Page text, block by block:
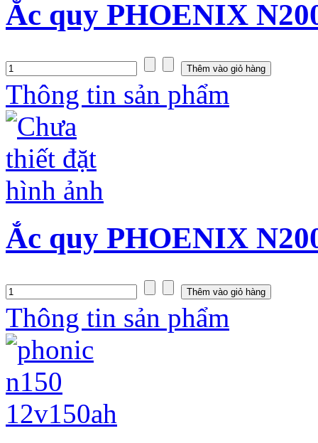
Ắc quy PHOENIX
Thông tin sản phẩm
Ắc quy PHOENIX
Thông tin sản phẩm